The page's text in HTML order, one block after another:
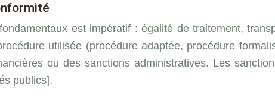
est impératif : égalité de traitement,
utilisée (procédure adaptée, procédure
ou des sanctions administratives. Les
publics].